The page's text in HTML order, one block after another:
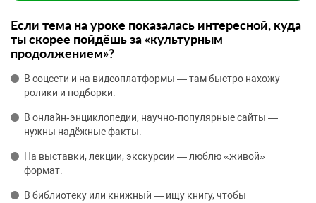
Если тема на уроке показалась интересной, куда
ты скорее пойдёшь за «культурным
продолжением»?
В соцсети и на видеоплатформы — там быстро нахожу
ролики и подборки.
В онлайн‑энциклопедии, научно‑популярные сайты —
нужны надёжные факты.
На выставки, лекции, экскурсии — люблю «живой»
формат.
В библиотеку или книжный — ищу книгу, чтобы